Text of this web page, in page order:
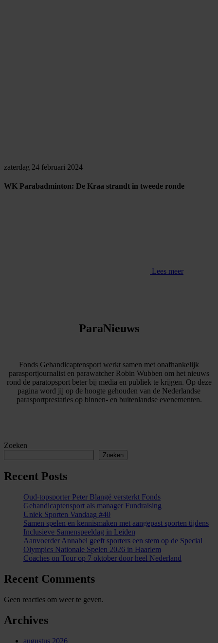
zaterdag 24 februari 2024
WK Parabadminton: De Kraa strandt in tweede ronde
Lees meer
ParaNieuws
Fonds Gehandicaptensport werkt samen met onafhankelijk
parasportjournalist en parawatcher Robin Wubben om het nieuws
rond de paratopsport beter bij media en publiek te krijgen. Op deze
pagina word jij op de hoogte gehouden van de Nederlandse
parasportprestaties op binnen- en buitenlandse evenementen.
Zoeken
Zoeken
Recent Posts
Oud-topsporter Peter Blangé versterkt Fonds
Gehandicaptensport als manager Fundraising
Uniek Sporten Vandaag #40
Samen spelen en kennismaken met aangepast sporten tijdens
Inclusieve Samenspeeldag in Leiden
Aanvoerder Annabel geeft sporters een stem op de Special
Olympics Nationale Spelen 2026 in Haarlem
Coaches on Tour op 7 oktober door heel Nederland
Recent Comments
Geen reacties om weer te geven.
Archives
augustus 2026